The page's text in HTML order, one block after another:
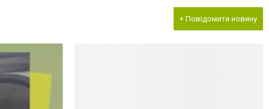
+ Повідомити новину